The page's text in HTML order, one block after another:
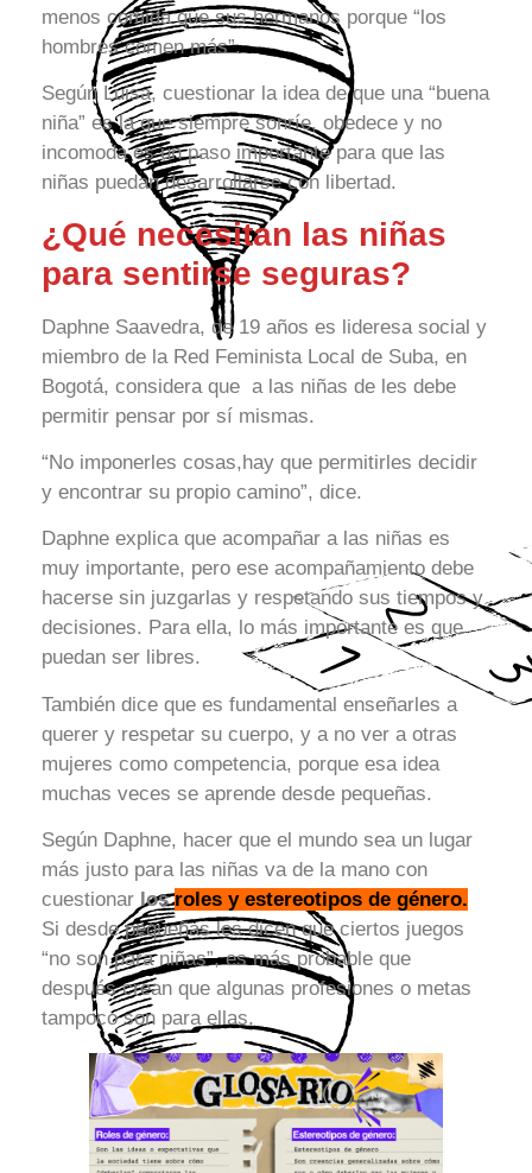
menos comida que sus hermanos porque “los
hombres comen más”.
Según Luisa, cuestionar la idea de que una “buena
niña” es la que siempre sonríe, obedece y no
incomoda es un paso importante para que las
niñas puedan desarrollarse con libertad.
¿Qué necesitan las niñas
para sentirse seguras?
Daphne Saavedra, de 19 años es lideresa social y
miembro de la Red Feminista Local de Suba, en
Bogotá, considera que a las niñas de les debe
permitir pensar por sí mismas.
“No imponerles cosas,hay que permitirles decidir
y encontrar su propio camino”, dice.
Daphne explica que acompañar a las niñas es
muy importante, pero ese acompañamiento debe
hacerse sin juzgarlas y respetando sus tiempos y
decisiones. Para ella, lo más importante es que
puedan ser libres.
También dice que es fundamental enseñarles a
querer y respetar su cuerpo, y a no ver a otras
mujeres como competencia, porque esa idea
muchas veces se aprende desde pequeñas.
Según Daphne, hacer que el mundo sea un lugar
más justo para las niñas va de la mano con
cuestionar losroles y estereotipos de género.
Si desde pequeñas les dicen que ciertos juegos
“no son para niñas”, es más probable que
después crean que algunas profesiones o metas
tampoco son para ellas.